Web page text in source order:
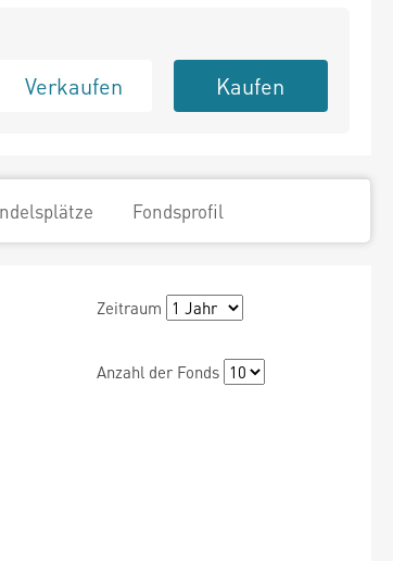
Verkaufen Kaufen
Fondsprofil
Zeitraum
Anzahl der Fonds